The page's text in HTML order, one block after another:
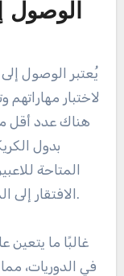
الوصول
يُعتبر الوصول إلى
لاختبار
هناك عدد أقل
بدول
المتاحة
الافتقار إلى المنافسة تطوير مزاج المباريات والاتساق.
غالبًا ما يتعين
في الدوريات،